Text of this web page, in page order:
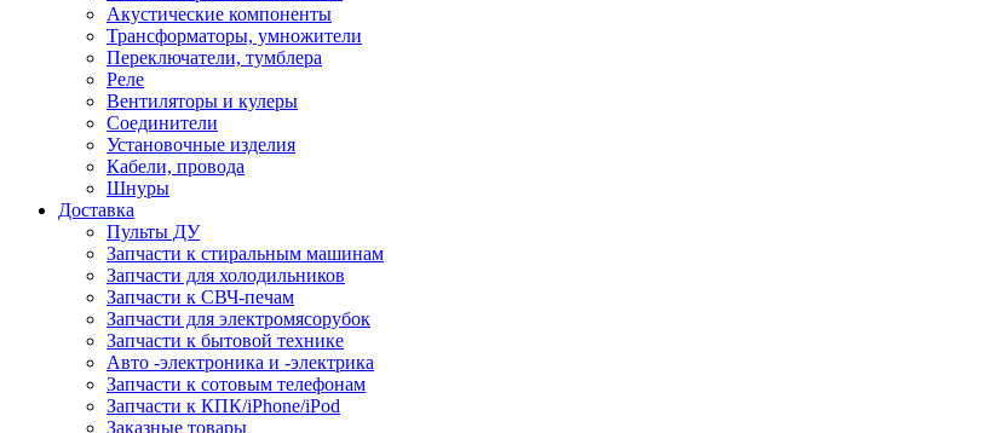
Акустические компоненты
Трансформаторы, умножители
Переключатели, тумблера
Реле
Вентиляторы и кулеры
Соединители
Установочные изделия
Кабели, провода
Шнуры
Доставка
Пульты ДУ
Запчасти к стиральным машинам
Запчасти для холодильников
Запчасти к СВЧ-печам
Запчасти для электромясорубок
Запчасти к бытовой технике
Авто -электроника и -электрика
Запчасти к сотовым телефонам
Запчасти к КПК/iPhone/iPod
Заказные товары